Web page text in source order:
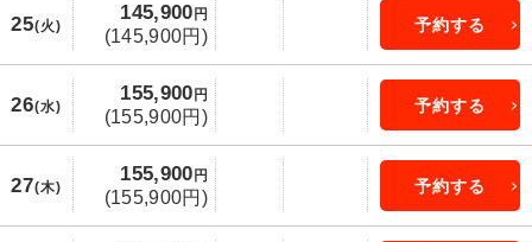
25(火)
145,900 円
(145,900円)
予約する
26(水)
155,900 円
(155,900円)
予約する
27(木)
155,900 円
(155,900円)
予約する